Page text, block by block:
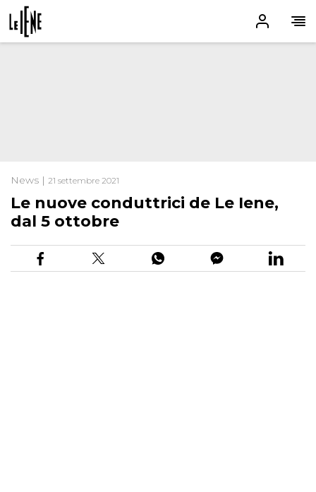
News | 21 settembre 2021
Le nuove conduttrici de Le Iene,
dal 5 ottobre